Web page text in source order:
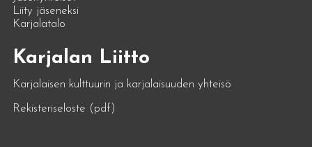
Liity jäseneksi
Karjalatalo
Karjalan Liitto
Karjalaisen kulttuurin ja karjalaisuuden yhteisö
Rekisteriseloste (pdf)